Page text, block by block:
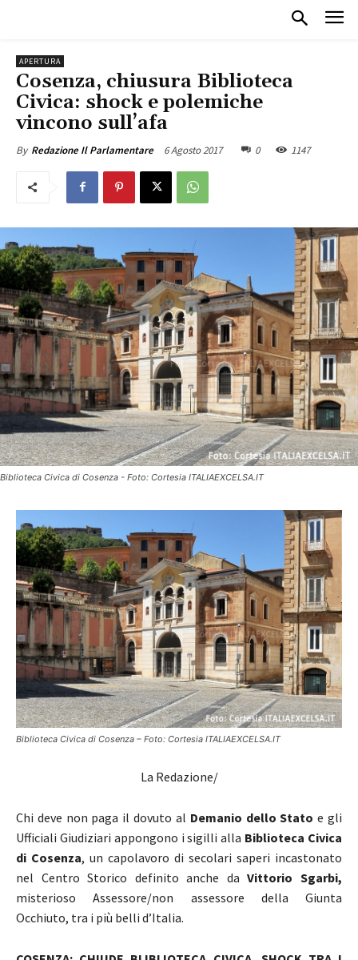
APERTURA
Cosenza, chiusura Biblioteca
Civica: shock e polemiche
vincono sull’afa
By Redazione Il Parlamentare 6 Agosto 2017 0 1147
Biblioteca Civica di Cosenza - Foto: Cortesia ITALIAEXCELSA.IT
Biblioteca Civica di Cosenza – Foto: Cortesia ITALIAEXCELSA.IT
La Redazione/
Chi deve non paga il dovuto al Demanio dello Stato e gli
Ufficiali Giudiziari appongono i sigilli alla Biblioteca Civica
di Cosenza, un capolavoro di secolari saperi incastonato
nel Centro Storico definito anche daVittorio Sgarbi,
misterioso Assessore/non assessore della Giunta
Occhiuto, tra i più belli d’Italia.